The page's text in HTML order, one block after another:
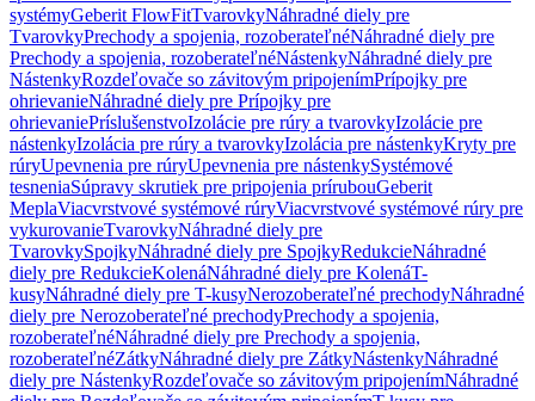
systémyGeberit FlowFitTvarovkyNáhradné diely pre
TvarovkyPrechody a spojenia, rozoberateľnéNáhradné diely pre
Prechody a spojenia, rozoberateľnéNástenkyNáhradné diely pre
NástenkyRozdeľovače so závitovým pripojenímPrípojky pre
ohrievanieNáhradné diely pre Prípojky pre
ohrievaniePríslušenstvoIzolácie pre rúry a tvarovkyIzolácie pre
nástenkyIzolácia pre rúry a tvarovkyIzolácia pre nástenkyKryty pre
rúryUpevnenia pre rúryUpevnenia pre nástenkySystémové
tesneniaSúpravy skrutiek pre pripojenia prírubouGeberit
MeplaViacvrstvové systémové rúryViacvrstvové systémové rúry pre
vykurovanieTvarovkyNáhradné diely pre
TvarovkySpojkyNáhradné diely pre SpojkyRedukcieNáhradné
diely pre RedukcieKolenáNáhradné diely pre KolenáT-
kusyNáhradné diely pre T-kusyNerozoberateľné prechodyNáhradné
diely pre Nerozoberateľné prechodyPrechody a spojenia,
rozoberateľnéNáhradné diely pre Prechody a spojenia,
rozoberateľnéZátkyNáhradné diely pre ZátkyNástenkyNáhradné
diely pre NástenkyRozdeľovače so závitovým pripojenímNáhradné